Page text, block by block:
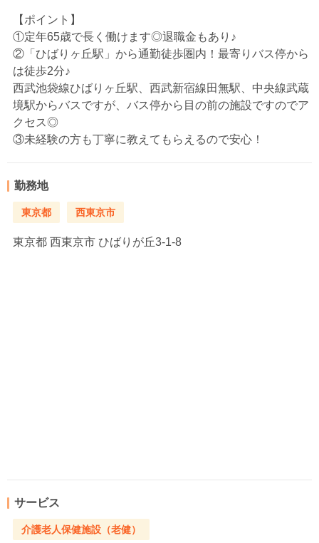
【ポイント】
①定年65歳で長く働けます◎退職金もあり♪
②「ひばりヶ丘駅」から通勤徒歩圏内！最寄りバス停から
は徒歩2分♪
西武池袋線ひばりヶ丘駅、西武新宿線田無駅、中央線武蔵
境駅からバスですが、バス停から目の前の施設ですのでア
クセス◎
③未経験の方も丁寧に教えてもらえるので安心！
勤務地
東京都 西東京市
東京都 西東京市 ひばりが丘3-1-8
サービス
介護老人保健施設（老健）